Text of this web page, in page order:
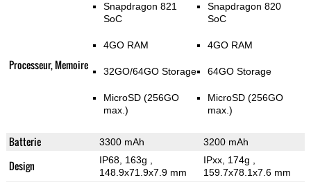
Processeur, Memoire
Snapdragon 821
SoC
4GO RAM
32GO/64GO Storage
MicroSD (256GO
max.)
Snapdragon 820
SoC
4GO RAM
64GO Storage
MicroSD (256GO
max.)
Batterie 3300 mAh 3200 mAh
Design IP68, 163g
148.9x71.9x7.9 mm
IPxx, 174g
159.7x78.1x7.6 mm